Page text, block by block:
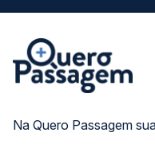
Na Quero Passagem